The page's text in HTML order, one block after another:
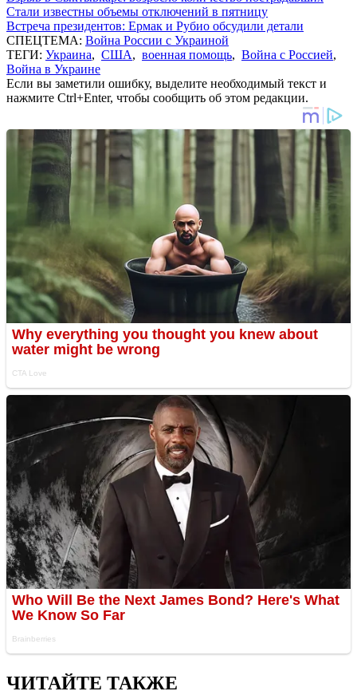
Стали известны объемы отключений в пятницу
Встреча президентов: Ермак и Рубио обсудили детали
СПЕЦТЕМА: Война России с Украиной
ТЕГИ: Украина, США, военная помощь, Война с Россией,
Война в Украине
Если вы заметили ошибку, выделите необходимый текст и
нажмите Ctrl+Enter, чтобы сообщить об этом редакции.
ЧИТАЙТЕ ТАКЖЕ